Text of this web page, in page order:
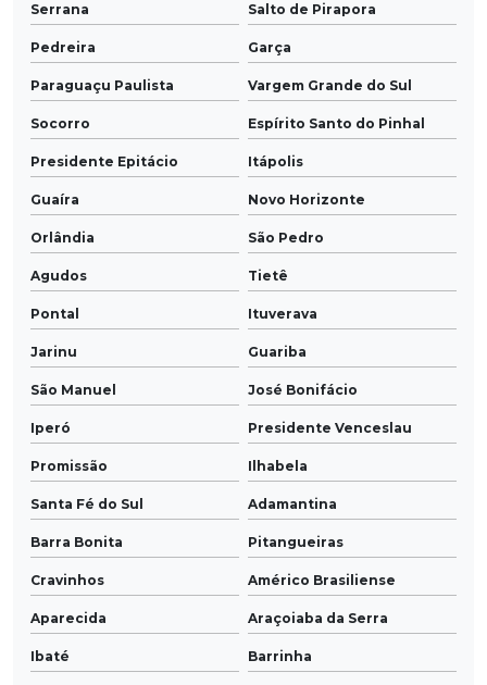
Serrana Salto de Pirapora
Pedreira Garça
Paraguaçu Paulista Vargem Grande do Sul
Socorro Espírito Santo do Pinhal
Presidente Epitácio Itápolis
Guaíra Novo Horizonte
Orlândia São Pedro
Agudos Tietê
Pontal Ituverava
Jarinu Guariba
São Manuel José Bonifácio
Iperó Presidente Venceslau
Promissão Ilhabela
Santa Fé do Sul Adamantina
Barra Bonita Pitangueiras
Cravinhos Américo Brasiliense
Aparecida Araçoiaba da Serra
Ibaté Barrinha